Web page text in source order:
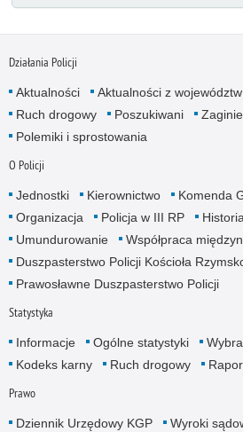
Działania Policji
Aktualności Aktualności z województw
Ruch drogowy
Poszukiwani
Polemiki i sprostowania
O Policji
Jednostki Kierownictwo
Komenda
Organizacja
Policja w III RP Historia
Umundurowanie
Współpraca
Duszpasterstwo Policji Kościoła
Prawosławne Duszpasterstwo Policji
Statystyka
Informacje Ogólne statystyki
Kodeks karny
Ruch drogowy
Prawo
Dziennik Urzędowy KGP Wyroki